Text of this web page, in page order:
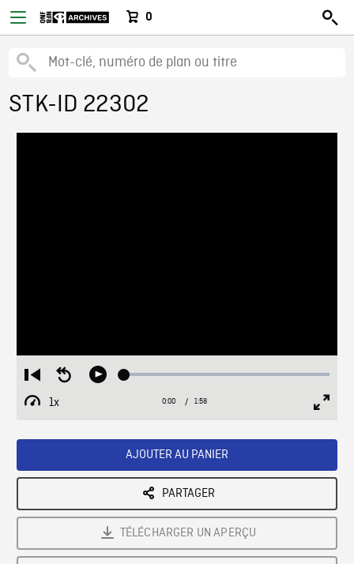
0
STK-ID 22302
Restart
from
beginning
Seek
Play Loaded:
1x
Playback
Current
0:00 / Duration
1:58
AJOUTER AU PANIER
PARTAGER
TÉLÉCHARGER UN APERÇU